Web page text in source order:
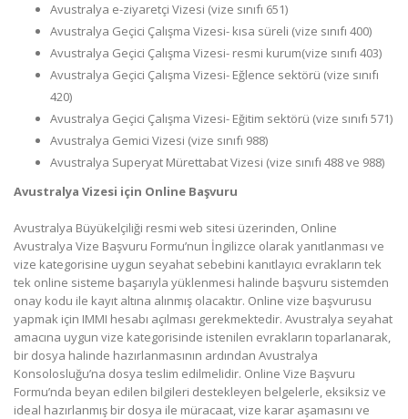
Avustralya e-ziyaretçi Vizesi (vize sınıfı 651)
Avustralya Geçici Çalışma Vizesi- kısa süreli (vize sınıfı 400)
Avustralya Geçici Çalışma Vizesi- resmi kurum(vize sınıfı 403)
Avustralya Geçici Çalışma Vizesi- Eğlence sektörü (vize sınıfı
420)
Avustralya Geçici Çalışma Vizesi- Eğitim sektörü (vize sınıfı 571)
Avustralya Gemici Vizesi (vize sınıfı 988)
Avustralya Superyat Mürettabat Vizesi (vize sınıfı 488 ve 988)
Avustralya Vizesi için Online Başvuru
Avustralya Büyükelçiliği resmi web sitesi üzerinden, Online
Avustralya Vize Başvuru Formu’nun İngilizce olarak yanıtlanması ve
vize kategorisine uygun seyahat sebebini kanıtlayıcı evrakların tek
tek online sisteme başarıyla yüklenmesi halinde başvuru sistemden
onay kodu ile kayıt altına alınmış olacaktır. Online vize başvurusu
yapmak için IMMI hesabı açılması gerekmektedir. Avustralya seyahat
amacına uygun vize kategorisinde istenilen evrakların toparlanarak,
bir dosya halinde hazırlanmasının ardından Avustralya
Konsolosluğu’na dosya teslim edilmelidir. Online Vize Başvuru
Formu’nda beyan edilen bilgileri destekleyen belgelerle, eksiksiz ve
ideal hazırlanmış bir dosya ile müracaat, vize karar aşamasını ve